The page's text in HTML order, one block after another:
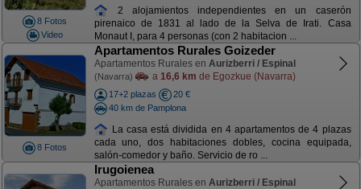
8 Fotos
Video
2 alojamientos independientes en un caserón
pirenaico de 1831 al lado de la Selva de Irati. Casa
Monaut I, para 4 personas (con 2 habitacion ...
8 Fotos
Apartamentos Rurales Goizeder
Apartamentos Rurales en Aurizberri / Espinal
(Navarra) a 16,6 km de Egozkue (Navarra)
17+2 plazas
20 €
40 km de Pamplona
La casa está dividida en 4 apartamentos de 4 plazas
cada uno, dos habitaciones dobles, cocina equipada,
salón-comedor y baño. Servicio de ro ...
Irugoienea
Apartamentos Rurales en Aurizberri / Espinal